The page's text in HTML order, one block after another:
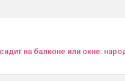
на балконе или окне: